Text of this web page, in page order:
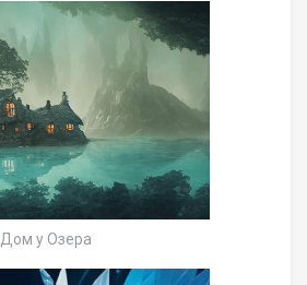
Дом у Озера